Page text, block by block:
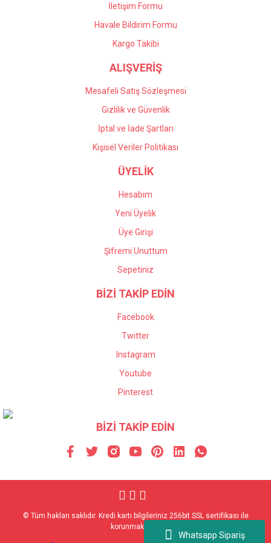
Whatsapp Sipariş
Gönder
İletişim Formu
Havale Bildirim Formu
Kargo Takibi
ALIŞVERİŞ
Mesafeli Satış Sözleşmesi
Gizlilik ve Güvenlik
İptal ve İade Şartları
Kişisel Veriler Politikası
ÜYELİK
Hesabım
Yeni Üyelik
Üye Girişi
Şifremi Unuttum
Sepetiniz
BİZİ TAKİP EDİN
Facebook
Twitter
Instagram
Youtube
Pinterest
BİZİ TAKİP EDİN
© Tüm hakları saklıdır. Kredi kartı bilgileriniz 256bit SSL sertifikası ile
korunmaktadır.